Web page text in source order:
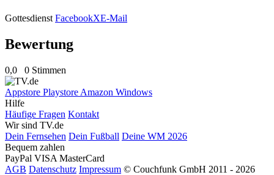
Gottesdienst FacebookXE-Mail
Bewertung
0,0 0 Stimmen
Appstore Playstore Amazon Windows
Hilfe
Häufige Fragen Kontakt
Wir sind TV.de
Dein Fernsehen Dein Fußball Deine WM 2026
Bequem zahlen
PayPal VISA MasterCard
AGB Datenschutz Impressum © Couchfunk GmbH 2011 - 2026